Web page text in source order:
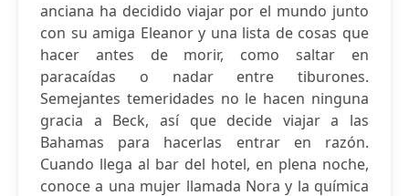
anciana ha decidido viajar por el mundo junto
con su amiga Eleanor y una lista de cosas que
hacer antes de morir, como saltar en
paracaídas o nadar entre tiburones.
Semejantes temeridades no le hacen ninguna
gracia a Beck, así que decide viajar a las
Bahamas para hacerlas entrar en razón.
Cuando llega al bar del hotel, en plena noche,
conoce a una mujer llamada Nora y la química